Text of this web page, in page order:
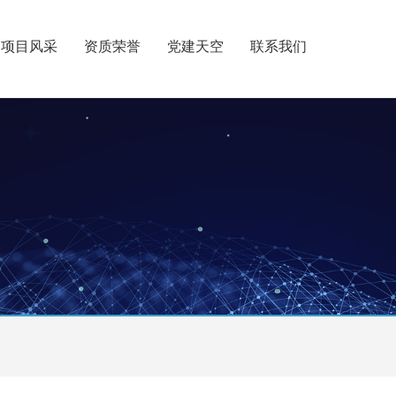
项目风采 资质荣誉 党建天空 联系我们